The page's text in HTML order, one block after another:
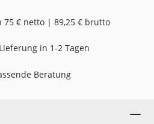
75 € netto | 89,25 € brutto
in 1-2 Tagen
Beratung